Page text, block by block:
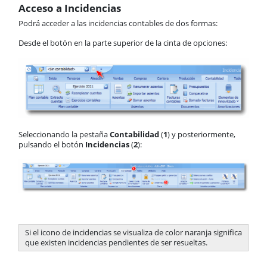
ActivaConnect
Business Intelligence
Inbox
Tablas
Soporte
Acceso a Incidencias
Podrá acceder a las incidencias contables de dos formas:
Desde el botón en la parte superior de la cinta de opciones:
Seleccionando la pestañaContabilidad(1) y posteriormente,
pulsando el botón Incidencias(2):
Si el icono de incidencias se visualiza de color naranja significa
que existen incidencias pendientes de ser resueltas.